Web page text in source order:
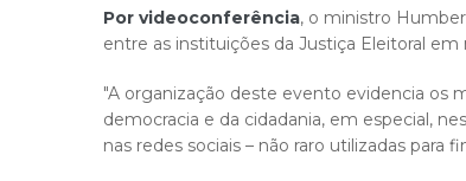
Por videoconferência, o ministro
entre as instituições da Justiça Eleitoral
"A organização deste evento evidencia os
democracia e da cidadania, em especial,
nas redes sociais – não raro utilizadas para